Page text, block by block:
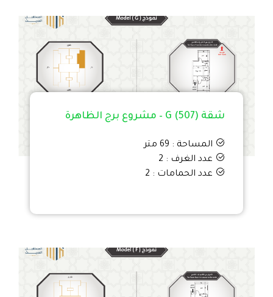
شقة G (507) – مشروع برج الظاهرة
المساحة : 69 متر
عدد الغرف : 2
عدد الحمامات : 2